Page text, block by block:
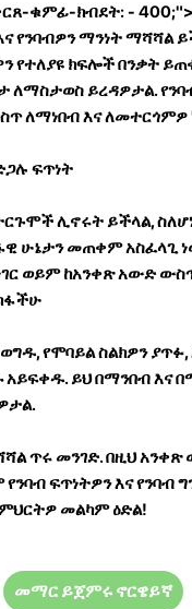
ቁምፊ-ክብደት: -
የንባብዎን ማንነት ማሻሻል
የተለያዩ ክፍሎች በንቃት
ለማስታወስ ይረዳዎታል.
ለማነበብ እና ለመተርጎምዎ
ፍጥነት
ሊኖሩት ይችላል,
ሁኔታን መጠቀም አስፈላጊ
ወይም ከአንቀጽ አውድ
የሞባይል ስልክዎን
ይህ በማንበብ እና
ጥሩ መንገድ. በዚህ
ፍጥነትዎን እና የንባብ
መልካም ዕድል!
መማር ይጀምሩ ኖርዌይኛ